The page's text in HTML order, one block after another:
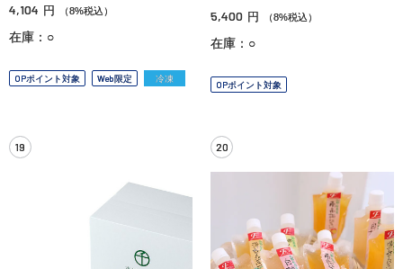
4,104 円 （8%税込）
在庫：○
OPポイント対象 Web限定 冷凍
5,400 円 （8%税込）
在庫：○
OPポイント対象
19 20